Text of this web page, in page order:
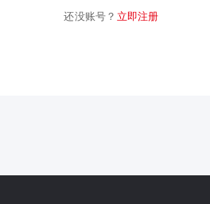
还没账号？ 立即注册